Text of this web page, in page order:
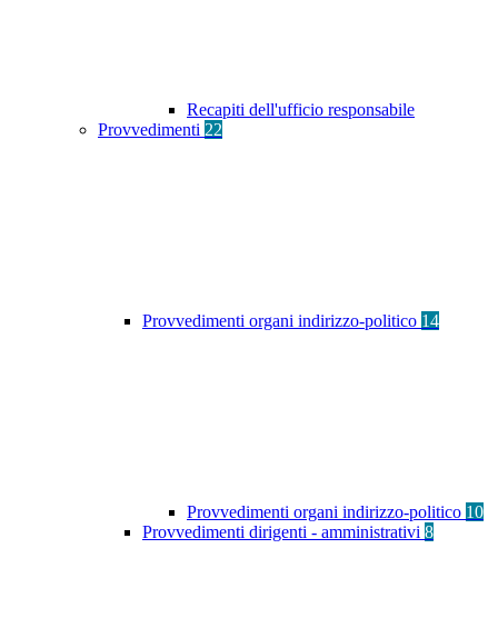
Recapiti dell'ufficio responsabile
Provvedimenti 22
Provvedimenti organi indirizzo-politico 14
Provvedimenti organi indirizzo-politico 10
Provvedimenti dirigenti - amministrativi 8